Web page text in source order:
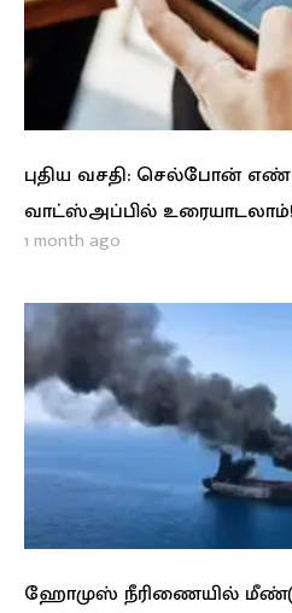
புதிய வசதி: செல்போன்
வாட்ஸ்அப்பில் உரையாடலாம்!
1 month ago
ஹோமுஸ் நீரிணையில் மீண்டும்